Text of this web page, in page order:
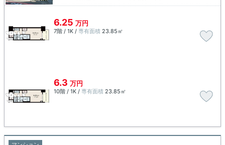
6.25 万円
7階 / 1K / 専有面積 23.85㎡
6.3 万円
10階 / 1K / 専有面積 23.85㎡